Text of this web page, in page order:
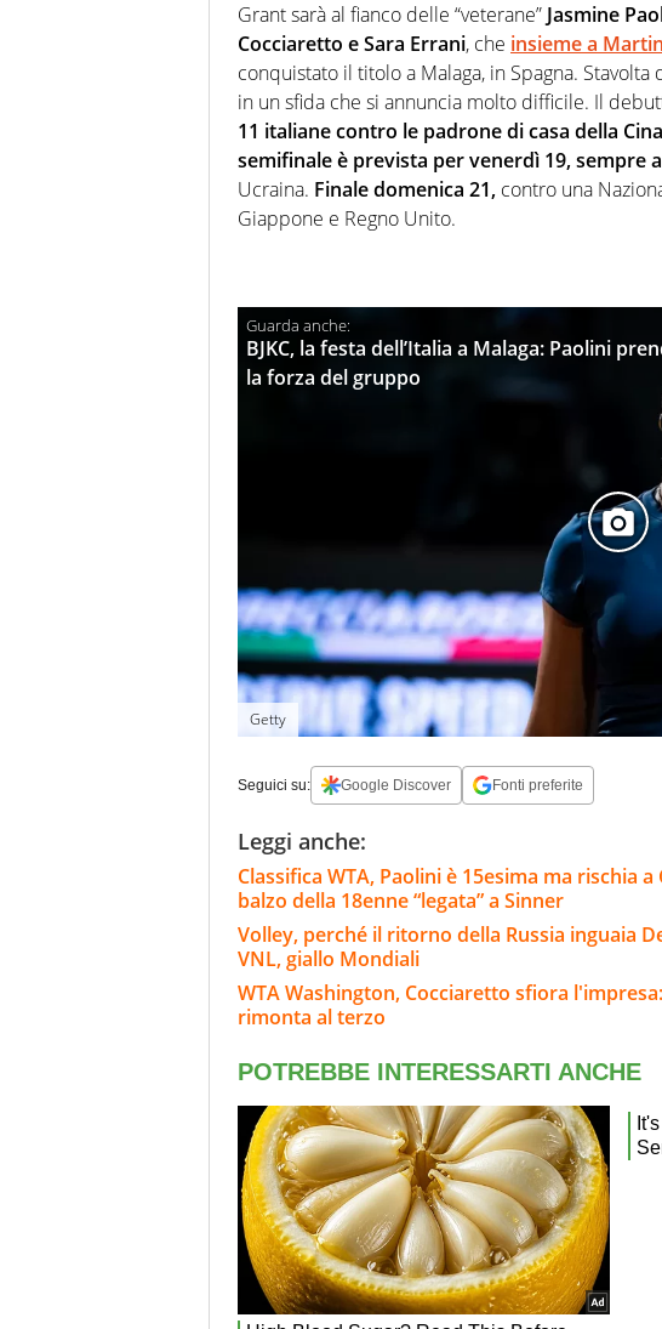
Grant sarà al fianco delle “veterane” Jasmine
Cocciaretto e Sara Errani, che insieme a
conquistato il titolo a Malaga, in Spagna.
in un sfida che si annuncia molto difficile. Il
11 italiane contro le padrone di casa della Cina
semifinale è prevista per venerdì 19, sempre
Ucraina. Finale domenica 21, contro una
Giappone e Regno Unito.
BJKC, la festa dell’Italia a Malaga: Paolini
la forza del gruppo
Getty
Seguici su: Google Discover Fonti preferite
Leggi anche:
Classifica WTA, Paolini è 15esima ma rischia
balzo della 18enne “legata” a Sinner
Volley, perché il ritorno della Russia inguaia
VNL, giallo Mondiali
WTA Washington, Cocciaretto sfiora
rimonta al terzo